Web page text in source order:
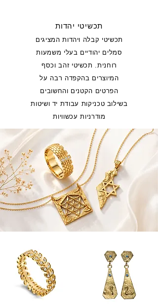
תכשיטי יהדות
תכשיטי קבלה ויהדות המציגים
סמלים יהודיים בעלי משמעות
רוחנית. תכשיטי זהב וכסף
המיוצרים בהקפדה רבה על
הפרטים הקטנים והחשובים
בשילוב טכניקות עבודת יד ושיטות
מודרניות עכשוויות